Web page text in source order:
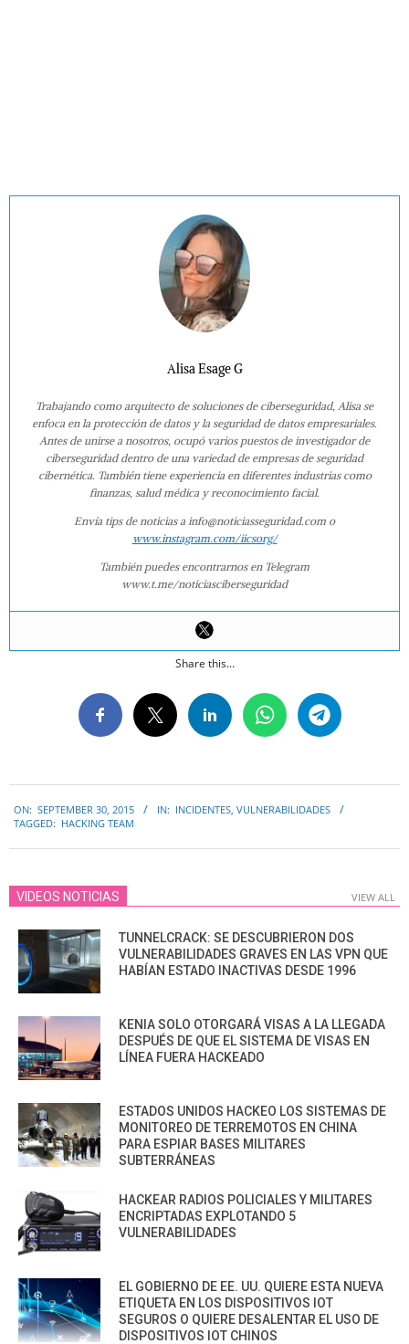
Alisa Esage G
Trabajando como arquitecto de soluciones de ciberseguridad, Alisa se
enfoca en la protección de datos y la seguridad de datos empresariales.
Antes de unirse a nosotros, ocupó varios puestos de investigador de
ciberseguridad dentro de una variedad de empresas de seguridad
cibernética. También tiene experiencia en diferentes industrias como
finanzas, salud médica y reconocimiento facial.
Envía tips de noticias a info@noticiasseguridad.com o
www.instagram.com/iicsorg/
También puedes encontrarnos en Telegram
www.t.me/noticiasciberseguridad
Share this...
09-
ON: SEPTEMBER 30, 2015 IN: INCIDENTES, VULNERABILIDADES
TAGGED: HACKING TEAM
VIDEOS NOTICIAS VIEW ALL
TUNNELCRACK: SE DESCUBRIERON DOS
VULNERABILIDADES GRAVES EN LAS VPN QUE
HABÍAN ESTADO INACTIVAS DESDE 1996
KENIA SOLO OTORGARÁ VISAS A LA LLEGADA
DESPUÉS DE QUE EL SISTEMA DE VISAS EN
LÍNEA FUERA HACKEADO
ESTADOS UNIDOS HACKEO LOS SISTEMAS DE
MONITOREO DE TERREMOTOS EN CHINA
PARA ESPIAR BASES MILITARES
SUBTERRÁNEAS
HACKEAR RADIOS POLICIALES Y MILITARES
ENCRIPTADAS EXPLOTANDO 5
VULNERABILIDADES
EL GOBIERNO DE EE. UU. QUIERE ESTA NUEVA
ETIQUETA EN LOS DISPOSITIVOS IOT
SEGUROS O QUIERE DESALENTAR EL USO DE
DISPOSITIVOS IOT CHINOS